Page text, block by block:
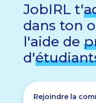
JobIRL t'
dans ton
l'aide de
d'
Rejoindre la